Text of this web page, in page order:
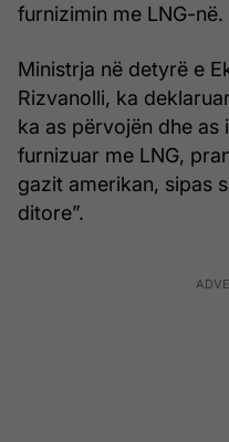
furnizimin me LNG-në.
Ministrja në detyrë e
Rizvanolli, ka
ka as përvojën dhe as
furnizuar me LNG,
gazit amerikan, sipas
ditore”.